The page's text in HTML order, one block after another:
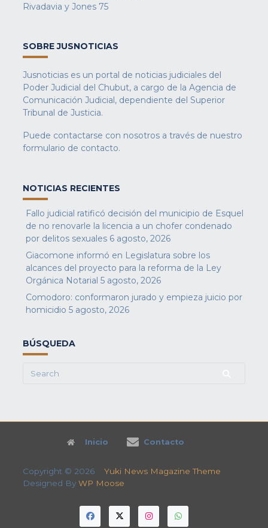
Rivadavia y Jones 75
SOBRE JUSNOTICIAS
Jusnoticias es un portal de noticias judiciales del
Poder Judicial del Chubut, a cargo de la Agencia de
Comunicación Judicial, dependiente del Superior
Tribunal de Justicia.
Puede contactarse con nosotros a través de nuestro
formulario de contacto.
NOTICIAS RECIENTES
Fallo judicial ratificó decisión del municipio de Esquel
de no renovarle la licencia a un chofer condenado
por delitos sexuales 6 agosto, 2026
Giacomone informó en Legislatura sobre los
alcances del proyecto para la reforma de la Ley
Orgánica Notarial 5 agosto, 2026
Comodoro: conformaron jurado y empieza juicio por
homicidio 5 agosto, 2026
BÚSQUEDA
Search
Inicio Contacto
Copyright © 2026 Yuki News Magazine Theme
Designed By WP Moose